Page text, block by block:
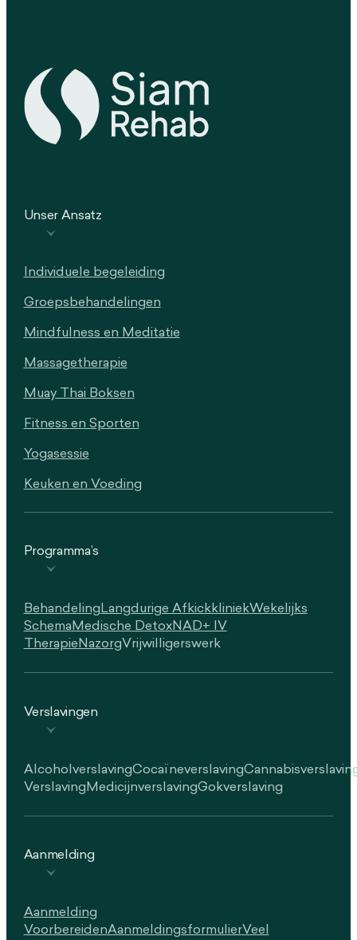
Unser Ansatz
Individuele begeleiding
Groepsbehandelingen
Mindfulness en Meditatie
Massagetherapie
Muay Thai Boksen
Fitness en Sporten
Yogasessie
Keuken en Voeding
Programma’s
BehandelingLangdurige AfkickkliniekWekelijks
SchemaMedische DetoxNAD+ IV
TherapieNazorgVrijwilligerswerk
Verslavingen
AlcoholverslavingCocaïneverslaving
Verslaving MedicijnverslavingGokverslaving
Aanmelding
Aanmelding
VoorbereidenAanmeldingsformulierVeel